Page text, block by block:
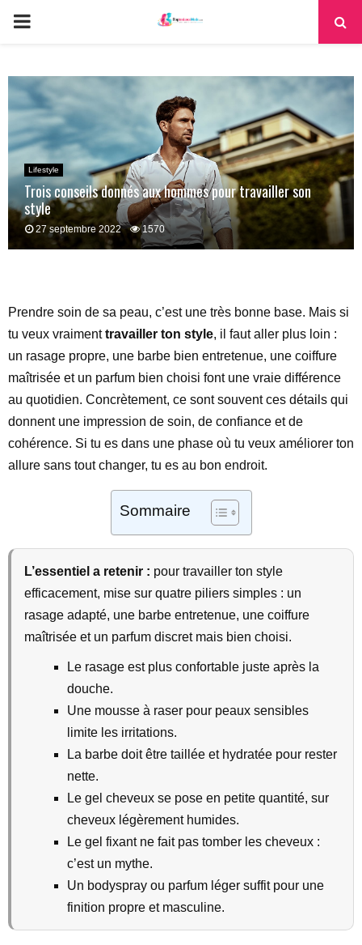
PRIMARY
Lifestyle
Trois conseils donnés aux hommes pour travailler son
style
27 septembre 2022 1570
Prendre soin de sa peau, c’est une très bonne base. Mais si
tu veux vraimenttravailler ton style, il faut aller plus loin :
un rasage propre, une barbe bien entretenue, une coiffure
maîtrisée et un parfum bien choisi font une vraie différence
au quotidien. Concrètement, ce sont souvent ces détails qui
donnent une impression de soin, de confiance et de
cohérence. Si tu es dans une phase où tu veux améliorer ton
allure sans tout changer, tu es au bon endroit.
Sommaire
L’essentiel a retenir : pour travailler ton style
efficacement, mise sur quatre piliers simples : un
rasage adapté, une barbe entretenue, une coiffure
maîtrisée et un parfum discret mais bien choisi.
Le rasage est plus confortable juste après la
douche.
Une mousse à raser pour peaux sensibles
limite les irritations.
La barbe doit être taillée et hydratée pour rester
nette.
Le gel cheveux se pose en petite quantité, sur
cheveux légèrement humides.
Le gel fixant ne fait pas tomber les cheveux :
c’est un mythe.
Un bodyspray ou parfum léger suffit pour une
finition propre et masculine.